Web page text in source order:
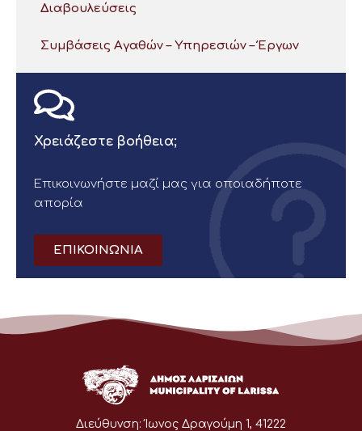
Διαβουλεύσεις
Συμβάσεις Αγαθών – Υπηρεσιών – Έργων
Χρειάζεστε βοήθεια;
Επικοινωνήστε μαζί μας για οποιαδήποτε
απορία
ΕΠΙΚΟΙΝΩΝΙΑ
Διεύθυνση: Ίωνος Δραγούμη 1, 41222